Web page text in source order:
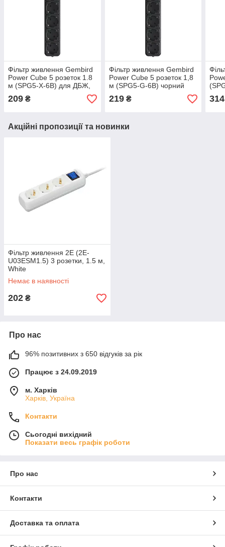
Фільтр живлення Gembird
Power Cube 5 розеток 1.8
м (SPG5-X-6B) для ДБЖ,
чорний
209 ₴
Фільтр живлення Gembird
Power Cube 5 розеток 1,8
м (SPG5-G-6B) чорний
219₴ 314
Акційні пропозиції та новинки
Фільтр живлення 2E (2E-
U03ESM1.5) 3 розетки, 1.5 м,
White
Немає в наявності
202 ₴
Про нас
96% позитивних з 650 відгуків за рік
Працює з 24.09.2019
м. Харків
Харків, Україна
Контакти
Сьогодні вихідний
Показати весь графік роботи
Про нас
Контакти
Доставка та оплата